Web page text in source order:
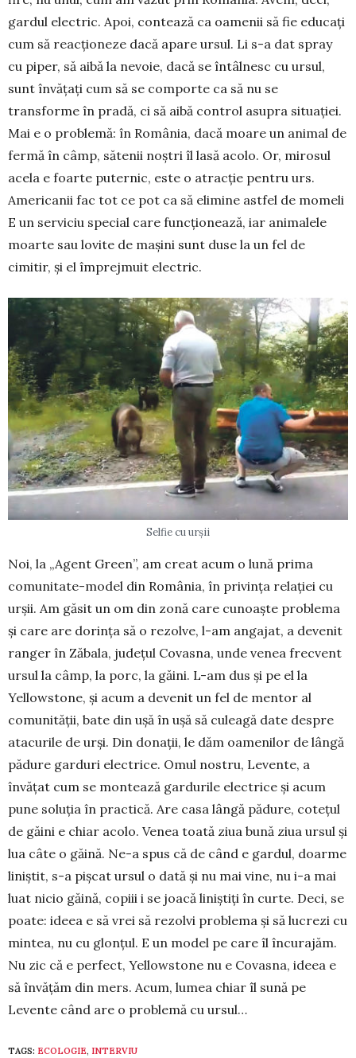
gardul electric. Apoi, contează ca oamenii să fie educați
cum să reacționeze dacă apare ursul. Li s-a dat spray
cu piper, să aibă la nevoie, dacă se întâl­nesc cu ursul,
sunt învățați cum să se comporte ca să nu se
transforme în pradă, ci să aibă control asupra situației.
Mai e o problemă: în România, dacă moare un animal de
fermă în câmp, sătenii noștri îl lasă acolo. Or, mirosul
acela e foarte puter­nic, este o atracție pentru urs.
Americanii fac tot ce pot ca să elimine astfel de momeli
E un serviciu special care funcționează, iar animalele
moarte sau lovite de mașini sunt duse la un fel de
cimitir, și el împrejmuit electric.
Selfie cu urşii
Noi, la „Agent Green”, am creat acum o lună prima
comunitate-model din România, în privința relației cu
urșii. Am găsit un om din zonă care cunoaște problema
și care are dorința să o rezolve, l-am angajat, a devenit
ranger în Zăbala, județul Covasna, unde venea frecvent
ursul la câmp, la porc, la găini. L-am dus și pe el la
Yellow­stone, și acum a deve­nit un fel de mentor al
comunității, bate din ușă în ușă să culeagă date despre
atacurile de urși. Din donații, le dăm oamenilor de lân­gă
pădure garduri elec­trice. Omul nostru, Le­vente, a
învățat cum se montează gardurile electrice și acum
pune soluția în practică. Are casa lângă pădure, co­tețul
de găini e chiar acolo. Venea toată ziua bună ziua ursul și
lua câte o găină. Ne-a spus că de când e gar­dul, doarme
liniștit, s-a pișcat ursul o dată și nu mai vine, nu i-a mai
luat nicio găină, copiii i se joacă liniș­tiți în curte. Deci, se
poate: ideea e să vrei să rezolvi problema și să lucrezi cu
mintea, nu cu glonțul. E un mo­del pe care îl încu­rajăm.
Nu zic că e perfect, Yellow­stone nu e Covas­na, ideea e
să învățăm din mers. Acum, lumea chiar îl sună pe
Levente când are o problemă cu ursul…
TAGS: ECOLOGIE, INTERVIU